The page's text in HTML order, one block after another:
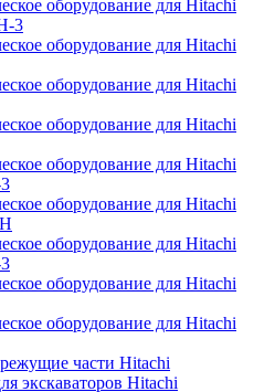
оборудование для Hitachi
3
оборудование для Hitachi
оборудование для Hitachi
оборудование для Hitachi
оборудование для Hitachi
оборудование для Hitachi
оборудование для Hitachi
оборудование для Hitachi
оборудование для Hitachi
части Hitachi
экскаваторов Hitachi